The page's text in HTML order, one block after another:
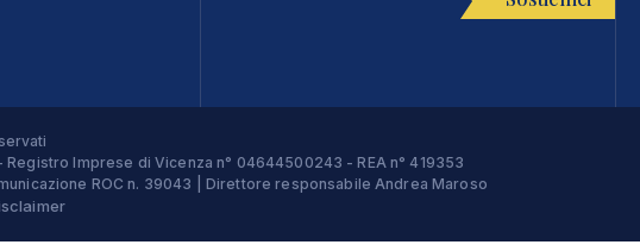
Imprese di Vicenza n° 04644500243 - REA n° 419353
ROC n. 39043 | Direttore responsabile Andrea Maroso